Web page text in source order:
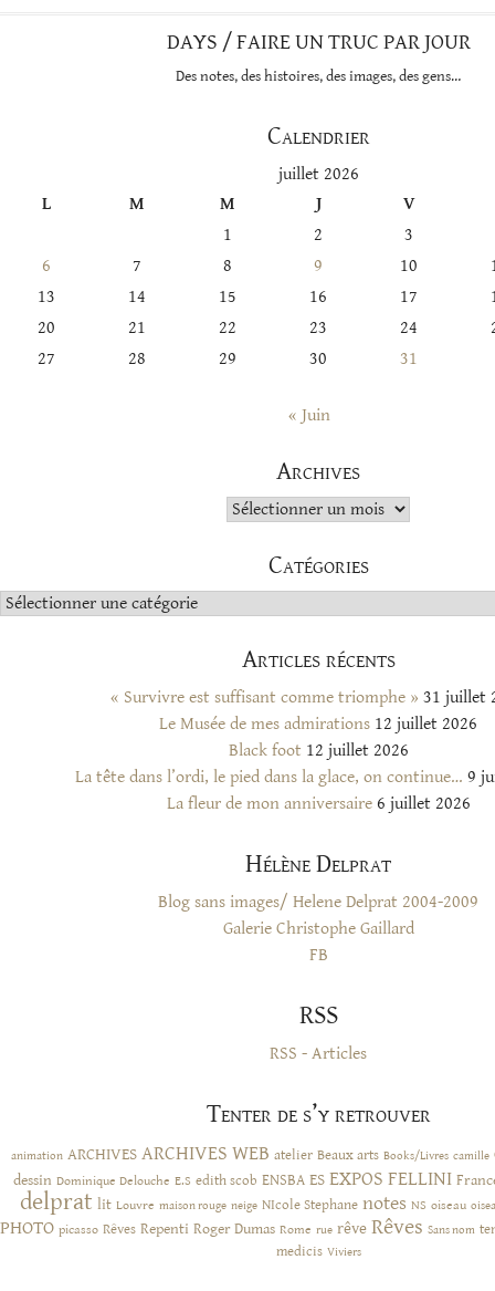
DAYS / FAIRE UN TRUC PAR JOUR
Des notes, des histoires, des images, des gens…
Calendrier
juillet 2026
L
M M J
V
1
2
3
6
7 8 9 10
13
14 15 16 17
20
21 22 23 24
27
28 29 30 31
« Juin
Archives
Archives
Catégories
Catégories
Articles récents
« Survivre est suffisant comme triomphe » 31 juillet
Le Musée de mes admirations 12 juillet 2026
Black foot 12 juillet 2026
La tête dans l’ordi, le pied dans la glace, on continue… 9
La fleur de mon anniversaire 6 juillet 2026
Hélène Delprat
Blog sans images/ Helene Delprat 2004-2009
Galerie Christophe Gaillard
FB
RSS
RSS - Articles
Tenter de s’y retrouver
animation ARCHIVES ARCHIVES WEB atelier Beaux arts Books/Livres camille
dessin Dominique Delouche E.S edith scob ENSBA ES EXPOS FELLINI
delprat lit Louvre maison rouge neige NIcole Stephane notes NS oiseau
PHOTO picasso Rêves Repenti Roger Dumas Rome rue rêve Rêves Sans nom
medicis Viviers